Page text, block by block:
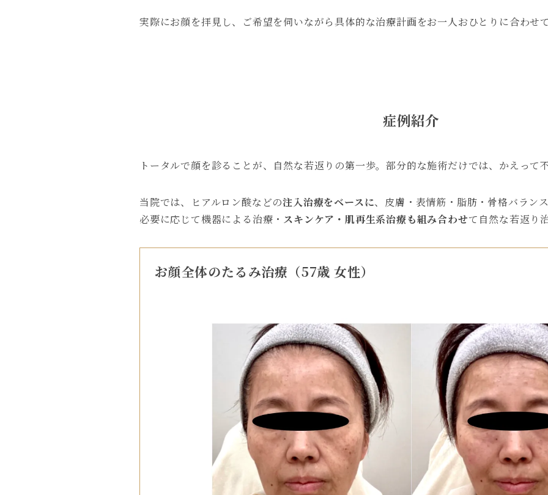
実際にお顔を拝見し、ご希望を伺いながら具体的な治療計画をお一人おひとりに合わせ
症例紹介
トータルで顔を診ることが、自然な若返りの第一歩。部分的な施術だけでは、かえって
当院では、ヒアルロン酸などの注入治療をベースに、皮膚・表情筋・脂肪・骨格バラン
必要に応じて機器による治療・ スキンケア・肌再生系治療も組み合わせて自然な若返り
お顔全体のたるみ治療（57歳 女性）